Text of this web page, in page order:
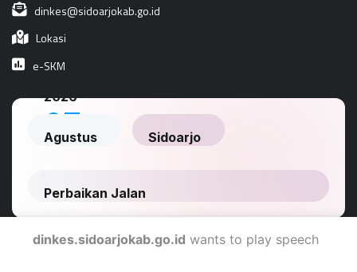
dinkes@sidoarjokab.go.id
Lokasi
e-SKM
dinkes.sidoarjokab.go.id wants to play speech